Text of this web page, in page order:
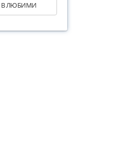
В ЛЮБИМИ